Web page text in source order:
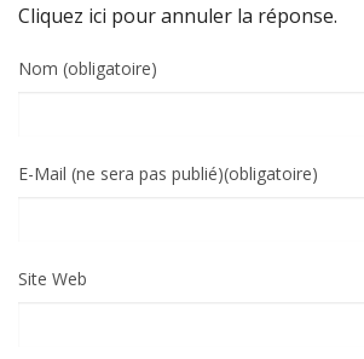
Cliquez ici pour annuler la réponse.
Nom (obligatoire)
E-Mail (ne sera pas publié)(obligatoire)
Site Web